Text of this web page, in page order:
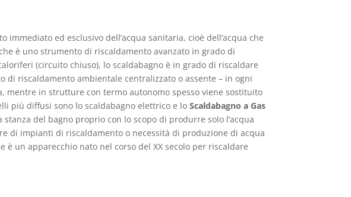
ed esclusivo dell’acqua sanitaria, cioè dell’acqua che
è uno strumento di riscaldamento avanzato in grado di
(circuito chiuso), lo scaldabagno è in grado di riscaldare
di riscaldamento ambientale centralizzato o assente – in ogni
mentre in strutture con termo autonomo spesso viene sostituito
più diffusi sono lo scaldabagno elettrico e loScaldabagno a Gas
del bagno proprio con lo scopo di produrre solo l’acqua
di impianti di riscaldamento o necessità di produzione di acqua
è un apparecchio nato nel corso del XX secolo per riscaldare